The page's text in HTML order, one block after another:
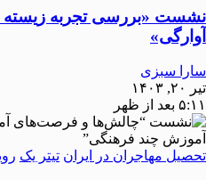
نشست «بررسی تجربه‌ زیسته
آوارگی»
سارا سبزی
تیر ۲۰, ۱۴۰۳
۵:۱۱ بعد از ظهر
تحصیل مهاجران در ایران تیتر یک